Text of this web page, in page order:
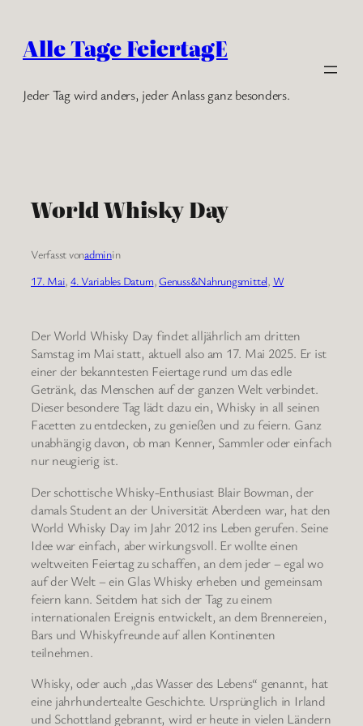
Inhalt
springen
Alle Tage FeiertagE
Jeder Tag wird anders, jeder Anlass ganz besonders.
World Whisky Day
Verfasst vonadminin
17. Mai, 4. Variables Datum, Genuss&Nahrungsmittel, W
Der World Whisky Day findet alljährlich am dritten
Samstag im Mai statt, aktuell also am 17. Mai 2025. Er ist
einer der bekanntesten Feiertage rund um das edle
Getränk, das Menschen auf der ganzen Welt verbindet.
Dieser besondere Tag lädt dazu ein, Whisky in all seinen
Facetten zu entdecken, zu genießen und zu feiern. Ganz
unabhängig davon, ob man Kenner, Sammler oder einfach
nur neugierig ist.
Der schottische Whisky-Enthusiast Blair Bowman, der
damals Student an der Universität Aberdeen war, hat den
World Whisky Day im Jahr 2012 ins Leben gerufen. Seine
Idee war einfach, aber wirkungsvoll. Er wollte einen
weltweiten Feiertag zu schaffen, an dem jeder – egal wo
auf der Welt – ein Glas Whisky erheben und gemeinsam
feiern kann. Seitdem hat sich der Tag zu einem
internationalen Ereignis entwickelt, an dem Brennereien,
Bars und Whiskyfreunde auf allen Kontinenten
teilnehmen.
Whisky, oder auch „das Wasser des Lebens“ genannt, hat
eine jahrhundertealte Geschichte. Ursprünglich in Irland
und Schottland gebrannt, wird er heute in vielen Ländern